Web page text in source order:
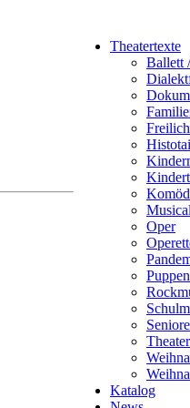
Theatertexte
Ballett
Oper
Katalog